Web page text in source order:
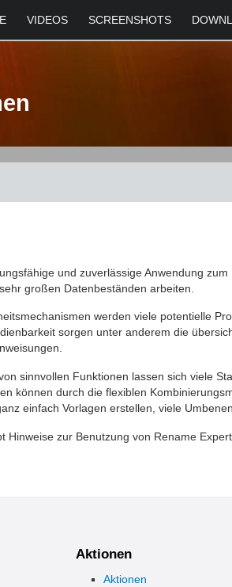
VIDEOS SCREENSHOTS
und zuverlässige Anwendung
großen Datenbeständen arbeiten.
werden viele potentielle
sorgen unter anderem die
sinnvollen Funktionen lassen sich viele
können durch die flexiblen
einfach Vorlagen erstellen, viele
zur Benutzung von Rename Expert.
Aktionen
Aktionen